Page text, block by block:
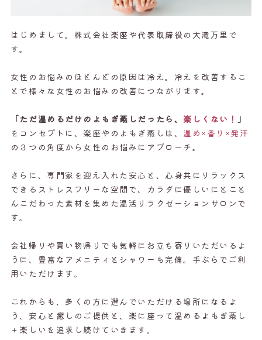
はじめまして。株式会社楽座や代表取締役の大滝万里で
す。
女性のお悩みのほとんどの原因は冷え。冷えを改善するこ
とで様々な女性のお悩みの改善につながります。
「ただ温めるだけのよもぎ蒸しだったら、 楽しくない！ 」
をコンセプトに、楽座やのよもぎ蒸しは、 温め×香り×発汗
の３つの角度から女性のお悩みにアプローチ。
さらに、専門家を迎え入れた安心と、心身共にリラックス
できるストレスフリーな空間で、カラダに優しいにとこと
んこだわった素材を集めた温活リラクゼーションサロンで
す。
会社帰りや買い物帰りでも気軽にお立ち寄りいただいるよ
うに、豊富なアメニティとシャワーも完備。手ぶらでご利
用いただけます。
これからも、多くの方に選んでいただける場所になるよ
う、安心と癒しのご提供と、楽に座って温めるよもぎ蒸し
＋楽しいを追求し続けていきます。